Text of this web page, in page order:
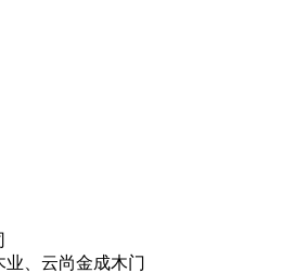
、云尚金成木门